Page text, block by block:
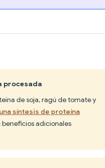
procesada
de soja, ragú de tomate y
síntesis de proteína
adicionales